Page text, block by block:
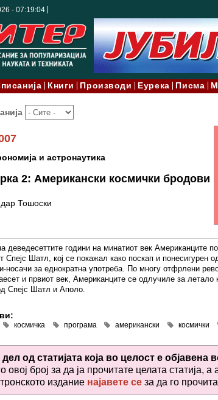
- 07:19:05
Книги Производи Еурека Писма
и астронаутика
2: Американски космички бродови
Тошоски
деведесеттите години на минатиот век Американците
Спејс Шатл, кој се покажал како поскап и понесигурен
носачи за еднократна употреба. По многу отфрлени
и првиот век, Американците се одлучиле за
Спејс Шатл и Аполо.
космичка програма американски космички
од статијата која во целост е објавена
овој број за да ја прочитате целата статија,
издание најавете се за да го